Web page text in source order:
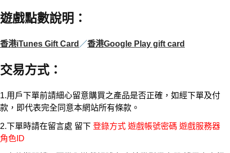
遊戲點數說明 ：
香港iTunes Gift Card ／香港Google Play gift card
交易方式：
1.用戶下單前請細心留意購買之產品是否正確，如經下單及付
款，即代表完全同意本網站所有條款。
2.下單時請在留言處 留下 登錄方式 遊戲帳號密碼 遊戲服務器
角色ID